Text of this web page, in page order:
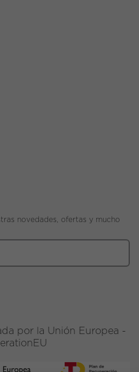
novedades, ofertas y mucho
por la Unión Europea -